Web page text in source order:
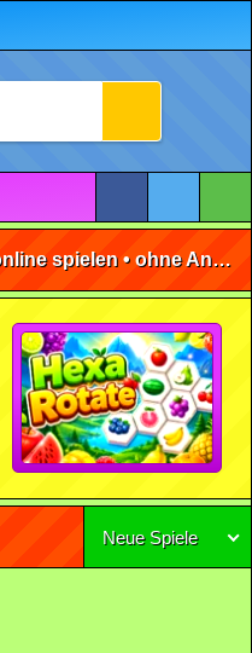
Bademode Spiele kostenlos online spielen • ohne Anmeldung 🕹️
Neue Spiele